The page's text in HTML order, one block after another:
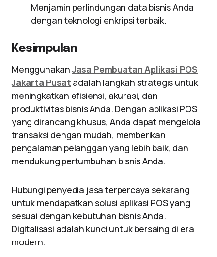
Menjamin perlindungan data bisnis Anda
dengan teknologi enkripsi terbaik.
Kesimpulan
Menggunakan Jasa Pembuatan Aplikasi POS
Jakarta Pusat adalah langkah strategis untuk
meningkatkan efisiensi, akurasi, dan
produktivitas bisnis Anda. Dengan aplikasi POS
yang dirancang khusus, Anda dapat mengelola
transaksi dengan mudah, memberikan
pengalaman pelanggan yang lebih baik, dan
mendukung pertumbuhan bisnis Anda.
Hubungi penyedia jasa terpercaya sekarang
untuk mendapatkan solusi aplikasi POS yang
sesuai dengan kebutuhan bisnis Anda.
Digitalisasi adalah kunci untuk bersaing di era
modern.